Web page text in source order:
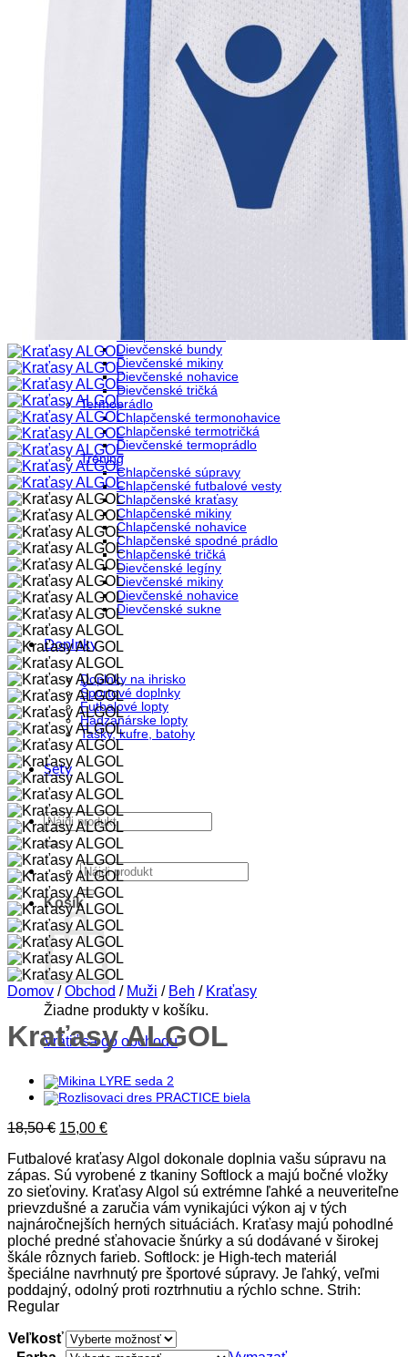
Chlapčenské brankárske kraťasy
Chlapčenské brankárske nohavice
Chlapčenské brankárske rukavice
Chlapčenské brankárske tričká
Chlapčenské futbalové dresy
Detské chrániče
Chlapčenské kraťasy
Chlapčenské rozhodcovské tričká
Detské štucne
Chlapčenské tričká
Dievčenské kraťasy
Dievčenské tričká
Hádzaná
Chlapčenské kraťasy
Chlapčenské tričká
Športové doplnky pre deti
Čiapky
Nákrčníky
Športové oblečenie
Chlapčenské bundy
Chlapčenské kraťasy
Chlapčenské mikiny
Chlapčenské nohavice
Detské ponožky
Chlapčenské tričká
Dievčenské bundy
Dievčenské mikiny
Dievčenské nohavice
Dievčenské tričká
Termoprádlo
Chlapčenské termonohavice
Chlapčenské termotričká
Dievčenské termoprádlo
Tréning
Chlapčenské súpravy
Chlapčenské futbalové vesty
Chlapčenské kraťasy
Chlapčenské mikiny
Chlapčenské nohavice
Chlapčenské spodné prádlo
Chlapčenské tričká
Dievčenské legíny
Dievčenské mikiny
Dievčenské nohavice
Dievčenské sukne
Doplnky
Doplnky na ihrisko
Športové doplnky
Futbalové lopty
Hádzanárske lopty
Tašky, kufre, batohy
Sety
Hľadať:
Hľadať:
Košík
Žiadne produkty v košíku.
Vrátiť sa do obchodu
Domov / Obchod / Muži / Beh / Kraťasy
Kraťasy ALGOL
18,50€ Pôvodná
bola:
18,50 €.
15,00 €Aktuálna
je:
15,00 €.
Futbalové kraťasy Algol dokonale doplnia vašu súpravu na
zápas. Sú vyrobené z tkaniny Softlock a majú bočné vložky
zo sieťoviny. Kraťasy Algol sú extrémne ľahké a neuveriteľne
prievzdušné a zaručia vám vynikajúci výkon aj v tých
najnáročnejších herných situáciách. Kraťasy majú pohodlné
ploché predné sťahovacie šnúrky a sú dodávané v širokej
škále rôznych farieb. Softlock: je High-tech materiál
špeciálne navrhnutý pre športové súpravy. Je ľahký, veľmi
poddajný, odolný proti roztrhnutiu a rýchlo schne. Strih:
Regular
Veľkosť